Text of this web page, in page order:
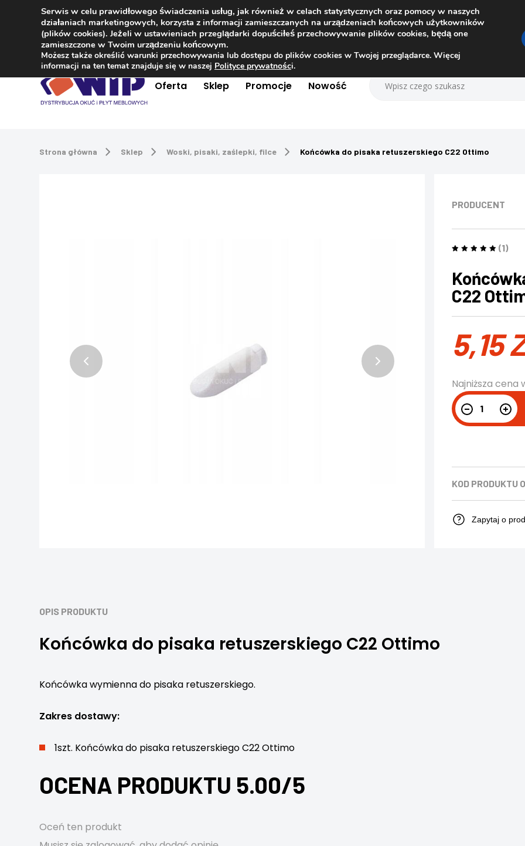
Kontakt +48 504 181 848
Oferta Sklep Promocje Nowość
Strona główna Sklep Woski, pisaki, zaślepki, filce Końcówka do pisaka retuszerskiego C22 Ottimo
PRODUCENT
(1)
C22
5,15
Najniższa
KOD PRODUKTU
Zapytaj o
OPIS PRODUKTU
Końcówka do pisaka retuszerskiego C22 Ottimo
Końcówka wymienna do pisaka retuszerskiego.
Zakres dostawy:
1szt. Końcówka do pisaka retuszerskiego C22 Ottimo
OCENA PRODUKTU 5.00/5
Oceń ten produkt
Serwis w celu prawidłowego świadczenia usług, jak również w celach statystycznych oraz pomocy w naszych
działaniach marketingowych, korzysta z informacji zamieszczanych na urządzeniach końcowych użytkowników
(plików cookies). Jeżeli w ustawieniach przeglądarki dopuściłeś przechowywanie plików cookies, będą one
zamieszczone w Twoim urządzeniu końcowym.
Możesz także określić warunki przechowywania lub dostępu do plików cookies w Twojej przeglądarce. Więcej
informacji na ten temat znajduje się w naszej Polityce prywatności.